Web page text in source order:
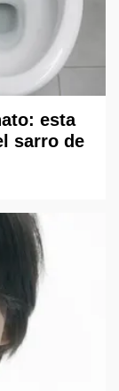
esta
sarro de